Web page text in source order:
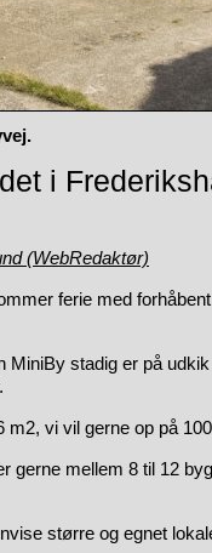
i
(WebRedaktør)
ferie med
MiniBy stadig er på
vi vil gerne op på
gerne mellem 8 til 12
større og egnet